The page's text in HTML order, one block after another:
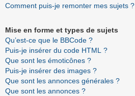
Comment puis-je remonter mes sujets ?
Mise en forme et types de sujets
Qu’est-ce que le BBCode ?
Puis-je insérer du code HTML ?
Que sont les émoticônes ?
Puis-je insérer des images ?
Que sont les annonces générales ?
Que sont les annonces ?